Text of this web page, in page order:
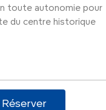
toute autonomie pour
du centre historique
Réserver